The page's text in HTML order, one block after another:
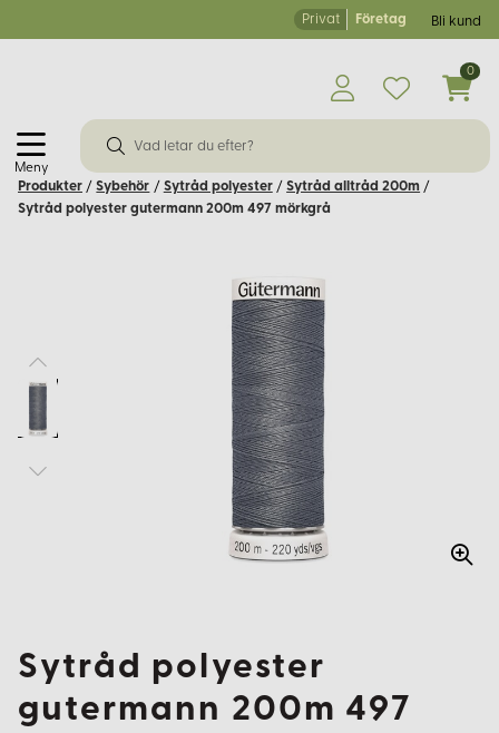
Privat Företag Bli kund
Meny
0
Produkter / Sybehör / Sytråd polyester / Sytråd alltråd 200m /
Sytråd polyester gutermann 200m 497 mörkgrå
Sytråd polyester
gutermann 200m 497